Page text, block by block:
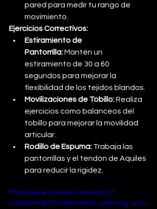
pared para medir tu rango de
movimiento.
Ejercicios Correctivos:
Estiramiento de
Pantorrilla: Mantén un
estiramiento de 30 a 60
segundos para mejorar la
flexibilidad de los tejidos blandos.
Movilizaciones de Tobillo: Realiza
ejercicios como balanceos del
tobillo para mejorar la movilidad
articular.
Rodillo de Espuma: Trabaja las
pantorrillas y el tendón de Aquiles
para reducir la rigidez.
https://www.youtube.com/watch?
v=b0GWm5jTDaU&embeds_referring_euri=